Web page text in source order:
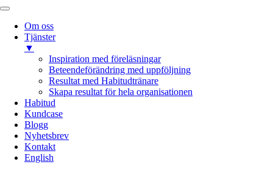
Om oss
Tjänster
▼
Inspiration med föreläsningar
Beteendeförändring med uppföljning
Resultat med Habitudtränare
Skapa resultat för hela organisationen
Habitud
Kundcase
Blogg
Nyhetsbrev
Kontakt
English